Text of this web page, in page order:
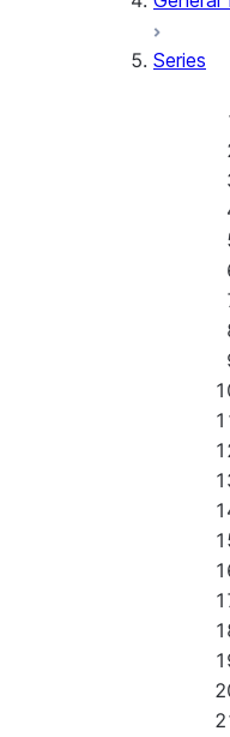
Series